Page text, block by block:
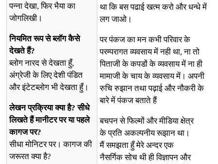
पन्ना देखा, फिर भैया का
जोगलिखी।
नियमित रूप से ब्लॉग कैसे
देखते हैं?
ब्लोग नारद से देखता हुँ,
अंग्रेजी के लिए देशी पंडित
और इंटेटब्लोग भी देखता हुँ।
लेखन प्रक्रिया क्या है? सीधे
लिखते हैं मानीटर पर या पहले
कागज पर?
सीधा मोनिटर पर। कागज की
जरूरत क्या है?
था कि बस पढाई खत्म करो और धन्धे में
लग जाओ।
पर पंकज का मन कभी परिवार के
परम्परागत व्यवसाय में नही था, ना तो
पिताजी के कपडों के व्यवसाय में ना ही
मामाजी के चाय के व्यवसाय में। अपनी
रुचि रुझान तथा पढ़ाई और नौकरी के
बारे में पंकज बताते हैं
बचपन से फिल्मों और मीडिया क्षेत्र
के प्रति अकल्पनीय रूझान था।
मैं समझता हुँ मेरे अन्दर एक
नैसर्गिक सोच थी ही विज्ञापन और